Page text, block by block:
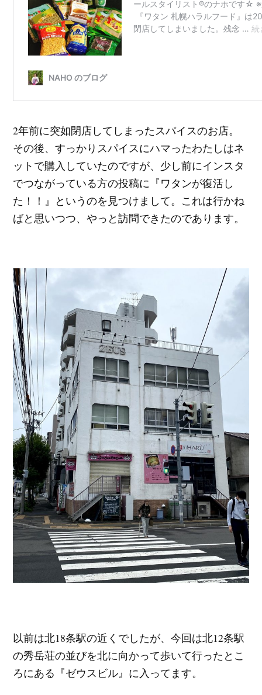
2年前に突如閉店してしまったスパイスのお店。
その後、すっかりスパイスにハマったわたしはネ
ットで購入していたのですが、少し前にインスタ
でつながっている方の投稿に『ワタンが復活し
た！！』というのを見つけまして。これは行かね
ばと思いつつ、やっと訪問できたのであります。
以前は北18条駅の近くでしたが、今回は北12条駅
の秀岳荘の並びを北に向かって歩いて行ったとこ
ろにある『ゼウスビル』に入ってます。